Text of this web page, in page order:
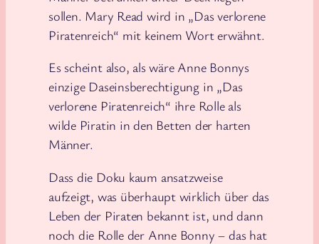
sollen. Mary Read wird in „Das verlorene
Piratenreich“ mit keinem Wort erwähnt.
Es scheint also, als wäre Anne Bonnys
einzige Daseinsberechtigung in „Das
verlorene Piratenreich“ ihre Rolle als
wilde Piratin in den Betten der harten
Männer.
Dass die Doku kaum ansatzweise
aufzeigt, was überhaupt wirklich über das
Leben der Piraten bekannt ist, und dann
noch die Rolle der Anne Bonny – das hat